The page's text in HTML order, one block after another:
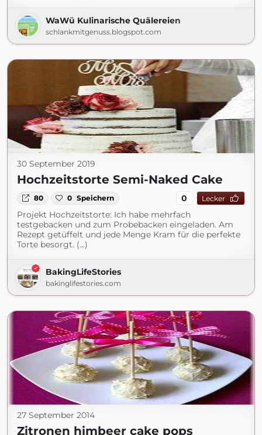
WaWü Kulinarische Quälereien
schlankmitgenuss.blogspot.com
30 September 2019
Hochzeitstorte Semi-Naked Cake
80 0 Speichern 0 Lecker
Projekt Hochzeitstorte: Ich habe mehrfach
testgebacken und zum Probebacken eingeladen. Am
Rezept getüffelt und jede Menge Kram für die perfekte
Torte besorgt. (...)
BakingLifeStories
bakinglifestories.com
27 September 2014
Zitronen himbeer cake pops